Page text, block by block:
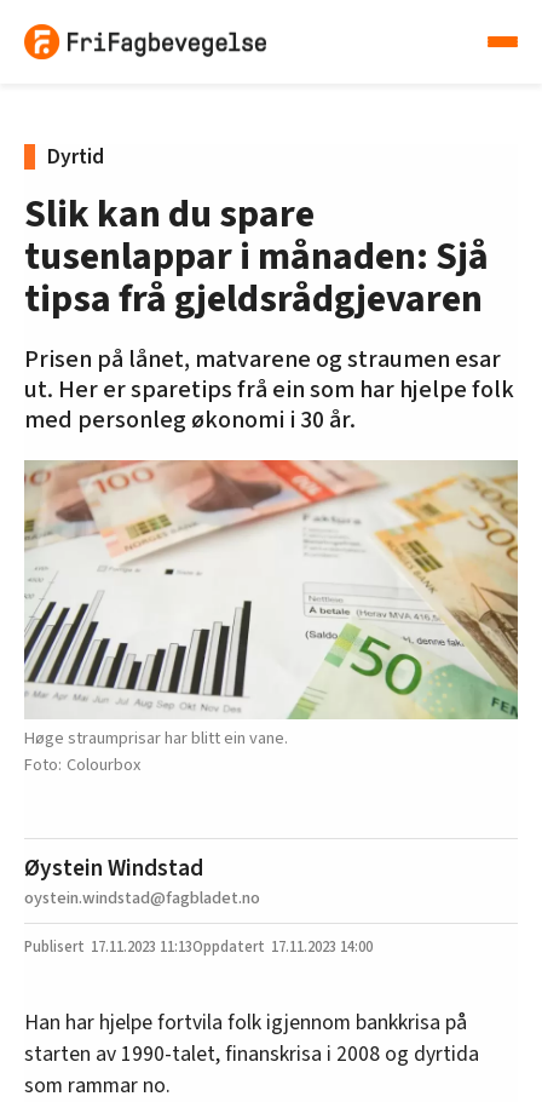
Dyrtid
Slik kan du spare
tusenlappar i månaden: Sjå
tipsa frå gjeldsrådgjevaren
Prisen på lånet, matvarene og straumen esar
ut. Her er sparetips frå ein som har hjelpe folk
med personleg økonomi i 30 år.
Høge straumprisar har blitt ein vane.
Colourbox
Øystein Windstad
oystein.windstad@fagbladet.no
17.11.2023 11:13 17.11.2023 14:00
Han har hjelpe fortvila folk igjennom bankkrisa på
starten av 1990-talet, finanskrisa i 2008 og dyrtida
som rammar no.